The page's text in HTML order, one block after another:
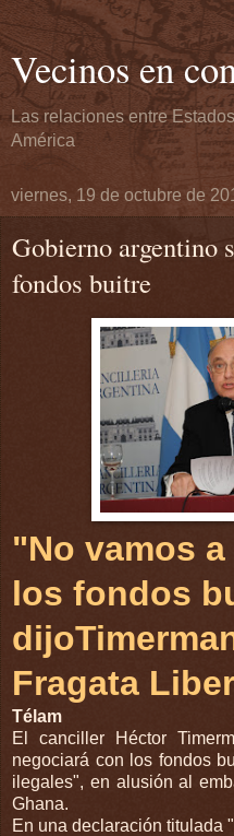
Vecinos en
Las relaciones entre
América
viernes, 19 de octubre de
Gobierno argentino
fondos buitre
"No vamos
los fondos
Fragata
Télam
El canciller Héctor
negociará con los fondos
ilegales", en alusión al
Ghana.
En una declaración titulada